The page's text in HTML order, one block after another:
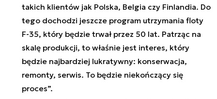
takich klientów jak Polska, Belgia czy Finlandia. Do
tego dochodzi jeszcze program utrzymania floty
F-35, który będzie trwał przez 50 lat. Patrząc na
skalę produkcji, to właśnie jest interes, który
będzie najbardziej lukratywny: konserwacja,
remonty, serwis. To będzie niekończący się
proces”.